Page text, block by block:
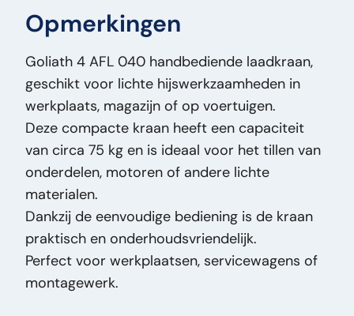
Merk:Goliath
Model Orig:
4 AFL 040
Prijstype:VastePrijs
Staat Algemeen:Zeer goed
Staat Optisch:Zeer goed
Staat Technisch:Zeer goed
Titel:Goliath 4 AFL 040 Goliath Mini
Laadkraan – 75 kg – Handbediend –
Werkplaats Kraan – 4 AFL 040 PM2782
Toevoeging:Goliath Mini Laadkraan – 75 kg –
Handbediend – Werkplaats Kraan – 4 AFL
040
Type:4 AFL 040
Opmerkingen
Goliath 4 AFL 040 handbediende laadkraan,
geschikt voor lichte hijswerkzaamheden in
werkplaats, magazijn of op voertuigen.
Deze compacte kraan heeft een capaciteit
van circa 75 kg en is ideaal voor het tillen van
onderdelen, motoren of andere lichte
materialen.
Dankzij de eenvoudige bediening is de kraan
praktisch en onderhoudsvriendelijk.
Perfect voor werkplaatsen, servicewagens of
montagewerk.